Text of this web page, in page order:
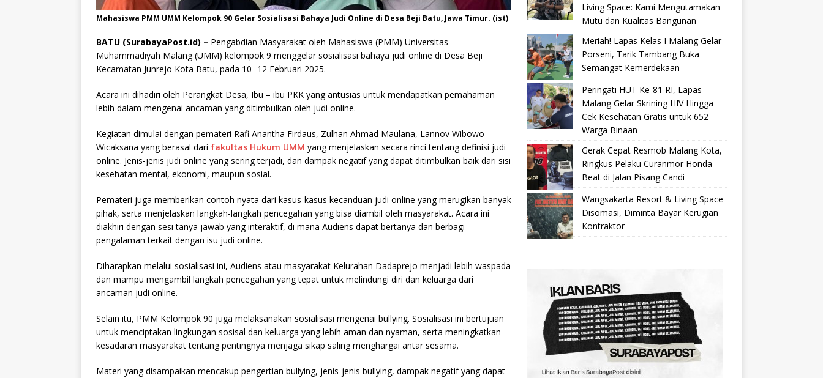
Mahasiswa PMM UMM Kelompok 90 Gelar Sosialisasi Bahaya Judi Online di Desa Beji Batu, Jawa Timur. (ist)
BATU (SurabayaPost.id) – Pengabdian Masyarakat oleh Mahasiswa (PMM) Universitas
Muhammadiyah Malang (UMM) kelompok 9 menggelar sosialisasi bahaya judi online di Desa Beji
Kecamatan Junrejo Kota Batu, pada 10- 12 Februari 2025.
Acara ini dihadiri oleh Perangkat Desa, Ibu – ibu PKK yang antusias untuk mendapatkan pemahaman
lebih dalam mengenai ancaman yang ditimbulkan oleh judi online.
Kegiatan dimulai dengan pemateri Rafi Anantha Firdaus, Zulhan Ahmad Maulana, Lannov Wibowo
Wicaksana yang berasal dari fakultas Hukum UMM yang menjelaskan secara rinci tentang definisi judi
online. Jenis-jenis judi online yang sering terjadi, dan dampak negatif yang dapat ditimbulkan baik dari sisi
kesehatan mental, ekonomi, maupun sosial.
Pemateri juga memberikan contoh nyata dari kasus-kasus kecanduan judi online yang merugikan banyak
pihak, serta menjelaskan langkah-langkah pencegahan yang bisa diambil oleh masyarakat. Acara ini
diakhiri dengan sesi tanya jawab yang interaktif, di mana Audiens dapat bertanya dan berbagi
pengalaman terkait dengan isu judi online.
Diharapkan melalui sosialisasi ini, Audiens atau masyarakat Kelurahan Dadaprejo menjadi lebih waspada
dan mampu mengambil langkah pencegahan yang tepat untuk melindungi diri dan keluarga dari
ancaman judi online.
Selain itu, PMM Kelompok 90 juga melaksanakan sosialisasi mengenai bullying. Sosialisasi ini bertujuan
untuk menciptakan lingkungan sosisal dan keluarga yang lebih aman dan nyaman, serta meningkatkan
kesadaran masyarakat tentang pentingnya menjaga sikap saling menghargai antar sesama.
Materi yang disampaikan mencakup pengertian bullying, jenis-jenis bullying, dampak negatif yang dapat
Living Space: Kami Mengutamakan
Mutu dan Kualitas Bangunan
Meriah! Lapas Kelas I Malang Gelar
Porseni, Tarik Tambang Buka
Semangat Kemerdekaan
Peringati HUT Ke-81 RI, Lapas
Malang Gelar Skrining HIV Hingga
Cek Kesehatan Gratis untuk 652
Warga Binaan
Gerak Cepat Resmob Malang Kota,
Ringkus Pelaku Curanmor Honda
Beat di Jalan Pisang Candi
Wangsakarta Resort & Living Space
Disomasi, Diminta Bayar Kerugian
Kontraktor